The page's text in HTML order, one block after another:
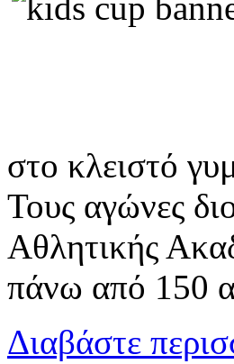
στο κλειστό
Τους αγώνες
Αθλητικής
πάνω από 150
Διαβάστε